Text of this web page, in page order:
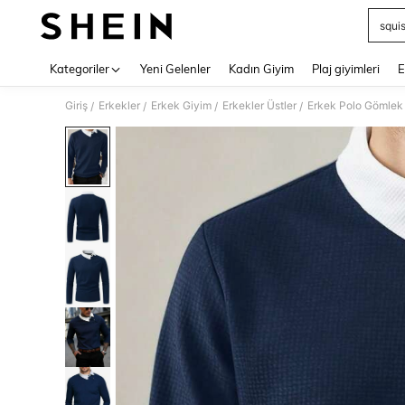
Kategoriler Yeni Gelenler Kadın Giyim Plaj giyimleri
Giriş / Erkekler / Erkek Giyim / Erkekler Üstler / Erkek Polo Gömlek